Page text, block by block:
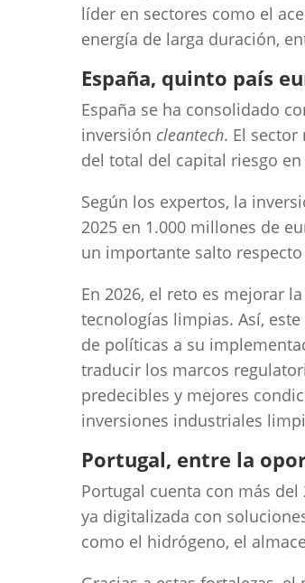
líder en sectores como el
energía de larga duración,
España, quinto país
España se ha consolidado
inversión cleantech. El
del total del capital riesgo en
Según los expertos, la
2025 en 1.000 millones de
un importante salto
En 2026, el reto es mejorar
tecnologías limpias. Así,
de políticas a su
traducir los marcos
predecibles y mejores
inversiones industriales
Portugal, entre la
Portugal cuenta con más
ya digitalizada con
como el hidrógeno, el